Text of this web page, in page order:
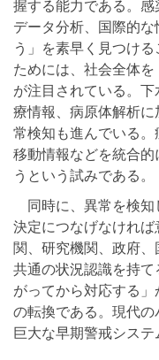
握する能力である。感
データ分析、国際的
う」を素早く見つけ
ためには、社会全体
が注目されている。
療情報、病原体解析
常検知も進んでいる
移動情報などを統合
うという試みである。
同時に、異常を検知
決定につなげなけれ
関、研究機関、政府、
共通の状況認識を持
がってから対応する
の転換である。現代
巨大な早期警戒システ